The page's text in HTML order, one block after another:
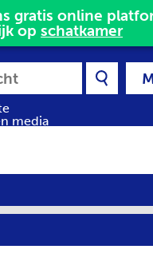
media
gratis online
op schatkamer